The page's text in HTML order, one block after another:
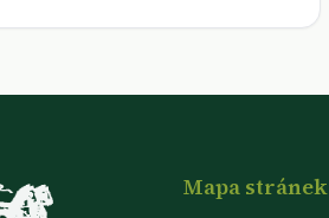
Mapa stránek